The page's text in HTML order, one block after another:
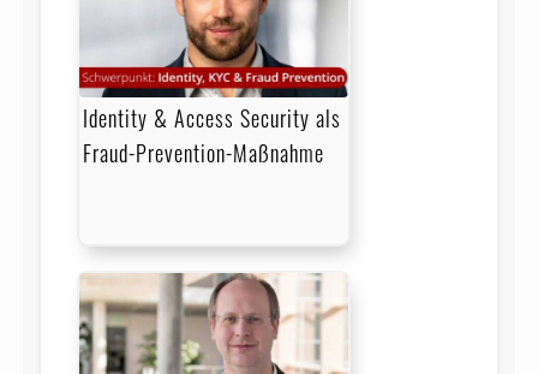
Identity & Access Security als
Fraud-Prevention-Maßnahme